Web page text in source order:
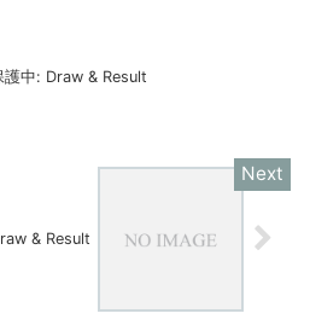
護中: Draw & Result
& Result